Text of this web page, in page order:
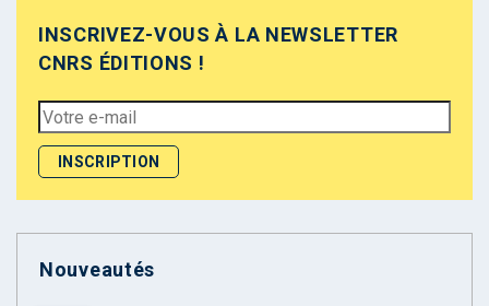
INSCRIVEZ-VOUS À LA NEWSLETTER
CNRS ÉDITIONS !
Nouveautés